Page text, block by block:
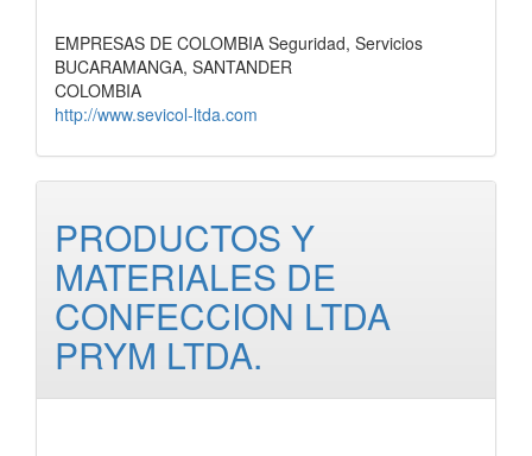
EMPRESAS DE COLOMBIA Seguridad, Servicios
BUCARAMANGA, SANTANDER
COLOMBIA
http://www.sevicol-ltda.com
PRODUCTOS Y
MATERIALES DE
CONFECCION LTDA
PRYM LTDA.